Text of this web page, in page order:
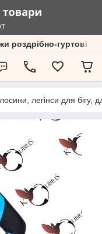
роздрібно-гуртові
легінси для